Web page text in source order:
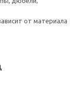
от материала